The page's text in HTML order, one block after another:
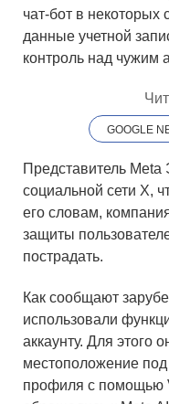
чат-бот в некоторых
данные учетной
контроль над чужим
GOOGLE
Представитель
социальной сети X,
его словам,
защиты
пострадать.
Как сообщают
использовали
аккаунту. Для этого
местоположение
профиля с помощью